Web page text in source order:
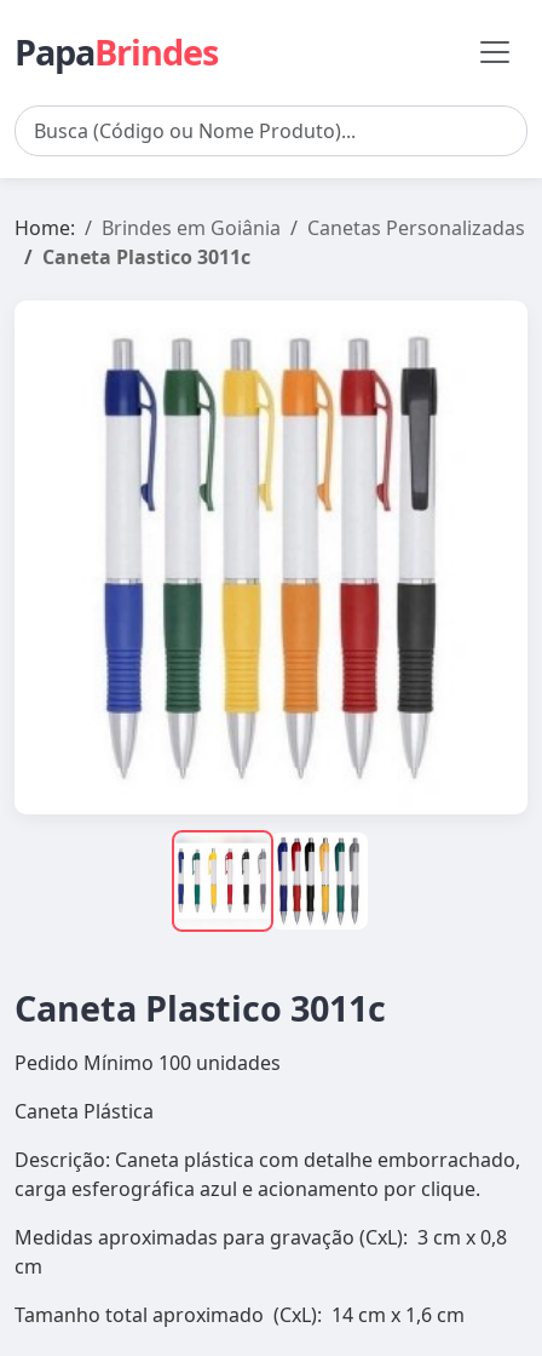
PapaBrindes
Home: Brindes em Goiânia
Canetas Personalizadas
Caneta Plastico 3011c
Caneta Plastico 3011c
Pedido Mínimo 100 unidades
Caneta Plástica
Descrição: Caneta plástica com detalhe emborrachado,
carga esferográfica azul e acionamento por clique.
Medidas aproximadas para gravação (CxL): 3 cm x 0,8
cm
Tamanho total aproximado (CxL): 14 cm x 1,6 cm